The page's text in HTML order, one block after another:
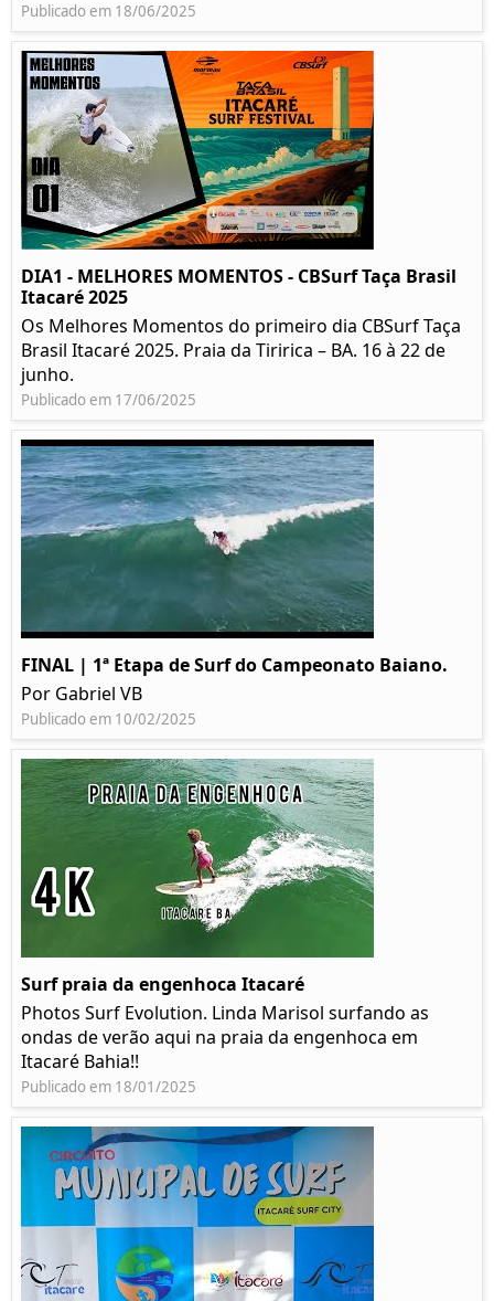
Publicado em 18/06/2025
DIA1 - MELHORES MOMENTOS - CBSurf Taça Brasil
Itacaré 2025
Os Melhores Momentos do primeiro dia CBSurf Taça
Brasil Itacaré 2025. Praia da Tiririca – BA. 16 à 22 de
junho.
Publicado em 17/06/2025
FINAL | 1ª Etapa de Surf do Campeonato Baiano.
Por Gabriel VB
Publicado em 10/02/2025
Surf praia da engenhoca Itacaré
Photos Surf Evolution. Linda Marisol surfando as
ondas de verão aqui na praia da engenhoca em
Itacaré Bahia!!
Publicado em 18/01/2025